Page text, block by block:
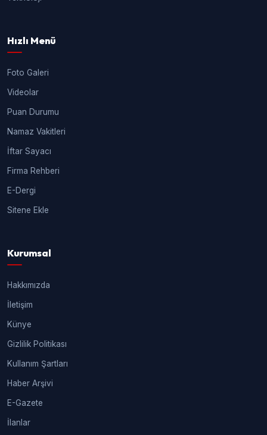
Hızlı Menü
Foto Galeri
Videolar
Puan Durumu
Namaz Vakitleri
İftar Sayacı
Firma Rehberi
E-Dergi
Sitene Ekle
Kurumsal
Hakkımızda
İletişim
Künye
Gizlilik Politikası
Kullanım Şartları
Haber Arşivi
E-Gazete
İlanlar